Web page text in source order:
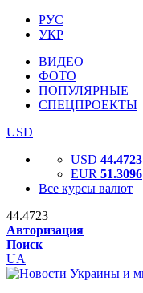
РУС
УКР
ВИДЕО
ФОТО
ПОПУЛЯРНЫЕ
СПЕЦПРОЕКТЫ
USD
USD 44.4723
EUR 51.3096
Все курсы валют
44.4723
Авторизация
Поиск
UA